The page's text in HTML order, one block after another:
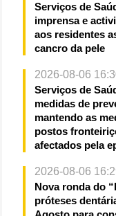
Serviços de
imprensa e
aos residentes
cancro da pele
2026-08-06
Serviços de
medidas de
mantendo as
postos
afectados pela
2026-08-06
Nova ronda do
próteses